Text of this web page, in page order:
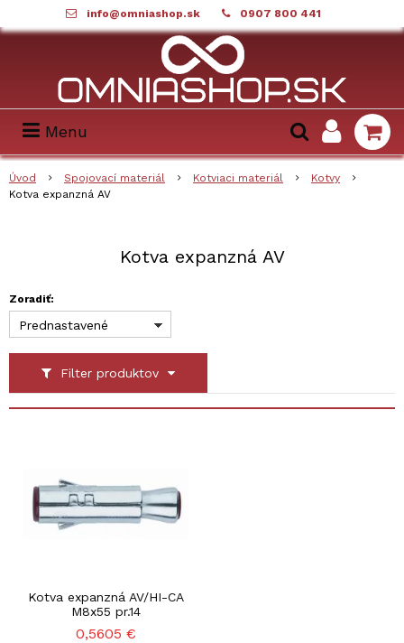
info@omniashop.sk 0907 800 441
Menu
Úvod Spojovací materiál Kotviaci materiál
Kotvy
Kotva expanzná AV
Kotva expanzná AV
Filter produktov
Zoradiť:
Prednastavené
Kotva expanzná AV/HI-CA
M8x55 pr.14
0,5605 €